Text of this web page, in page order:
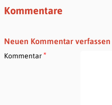
Kommentare
Neuen Kommentar verfassen
Kommentar*